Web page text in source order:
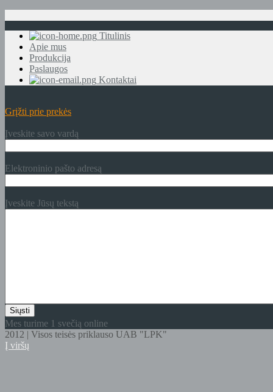
Titulinis
Apie mus
Produkcija
Paslaugos
Kontaktai
Grįžti prie prekės
Įveskite savo vardą
Elektroninio pašto adresą
Įveskite Jūsų tekstą
Mes turime 1 svečią online
2012 | Visos teisės priklauso UAB "LPK"
Į viršų